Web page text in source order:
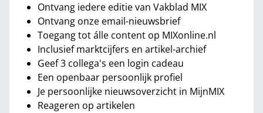
Ontvang iedere editie van Vakblad MIX
Ontvang onze email-nieuwsbrief
Toegang tot álle content op MIXonline.nl
Inclusief marktcijfers en artikel-archief
Geef 3 collega's een login cadeau
Een openbaar persoonlijk profiel
Je persoonlijke nieuwsoverzicht in MijnMIX
Reageren op artikelen